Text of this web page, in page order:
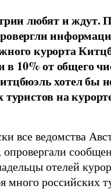
любят и ждут.
курорта
в 10% от общего
хотел бы
туристов на
все ведомства
отелей
много российских